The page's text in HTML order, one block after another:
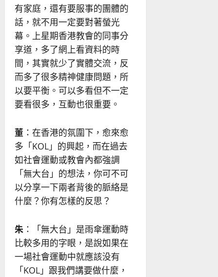
有家庭，還有要服事的團體的
話，就不用一定要對著螢光
幕。上星期香港教會的同事分
享道，多了網上看資料的時
間，其實就少了實體交流，反
而多了很多精神健康問題，所
以要平衡。可以多看但不一定
要看很多，互動也很重要。
董 ：在香港的氛圍下，愈來愈
多「KOL」的興起，而在過去
如社會運動或教會內都強調
「無大台」的想法，你可不可
以分享一下兩者背後的脈絡是
什麼？你有怎樣的反思？
朱 ：「無大台」是雨傘運動時
比較多用的字眼，是說如果在
一場社會運動中就應該没有
「KOL」跟我們講要做什麼，